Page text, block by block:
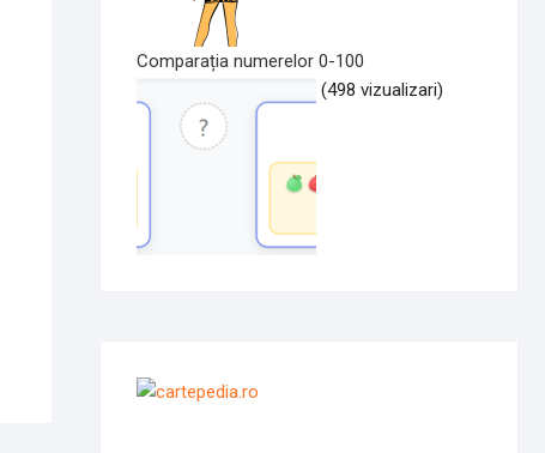
Comparația numerelor 0-100
(498 vizualizari)